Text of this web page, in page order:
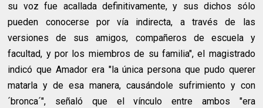
su voz fue acallada definitivamente, y sus dichos sólo
pueden conocerse por vía indirecta, a través de las
versiones de sus amigos, compañeros de escuela y
facultad, y por los miembros de su familia", el magistrado
indicó que Amador era "la única persona que pudo querer
matarla y de esa manera, causándole sufrimiento y con
´bronca´", señaló que el vínculo entre ambos "era